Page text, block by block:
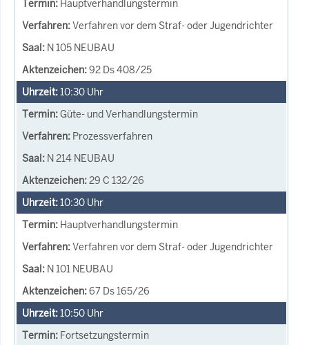
Hauptverhandlungstermin
Verfahren vor dem Straf- oder Jugendrichter
N 105 NEUBAU
92 Ds 408/25
10:30 Uhr
Güte- und Verhandlungstermin
Prozessverfahren
N 214 NEUBAU
29 C 132/26
10:30 Uhr
Hauptverhandlungstermin
Verfahren vor dem Straf- oder Jugendrichter
N 101 NEUBAU
67 Ds 165/26
10:50 Uhr
Fortsetzungstermin